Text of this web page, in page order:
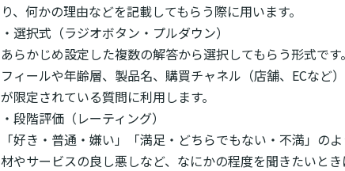
り、何かの理由などを記載してもらう際に用います。
・選択式（ラジオボタン・プルダウン）
あらかじめ設定した複数の解答から選択してもらう形式です
フィールや年齢層、製品名、購買チャネル（店舗、ECなど
が限定されている質問に利用します。
・段階評価（レーティング）
「好き・普通・嫌い」「満足・どちらでもない・不満」の
材やサービスの良し悪しなど、なにかの程度を聞きたいと